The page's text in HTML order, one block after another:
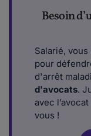
Besoin
Salarié,
pour
d'arrêt
d'avocats.
avec
vous !